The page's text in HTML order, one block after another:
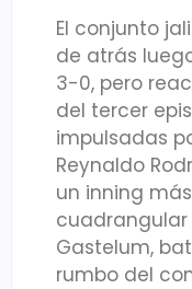
El conjunto
de atrás
3-0, pero
del tercer
impulsadas
Reynaldo
un inning
cuadrangular
Gastelum,
rumbo del